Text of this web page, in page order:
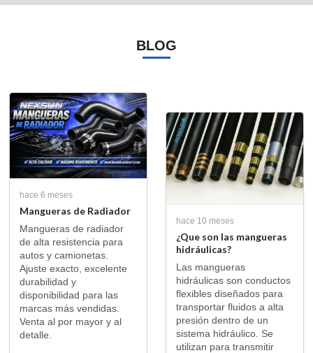
BLOG
hace 6 meses
Mangueras de Radiador
Mangueras de radiador
de alta resistencia para
autos y camionetas.
Ajuste exacto, excelente
durabilidad y
disponibilidad para las
marcas más vendidas.
Venta al por mayor y al
detalle.
hace 10 meses
¿Que son las mangueras
hidráulicas?
Las mangueras
hidráulicas son conductos
flexibles diseñados para
transportar fluidos a alta
presión dentro de un
sistema hidráulico. Se
utilizan para transmitir